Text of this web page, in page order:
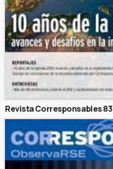
Revista Corresponsables 83